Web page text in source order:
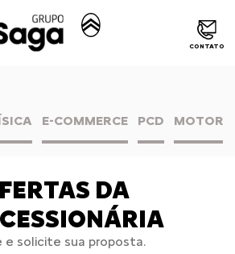
CONTATO
E-COMMERCE PCD
DA
e solicite sua proposta.